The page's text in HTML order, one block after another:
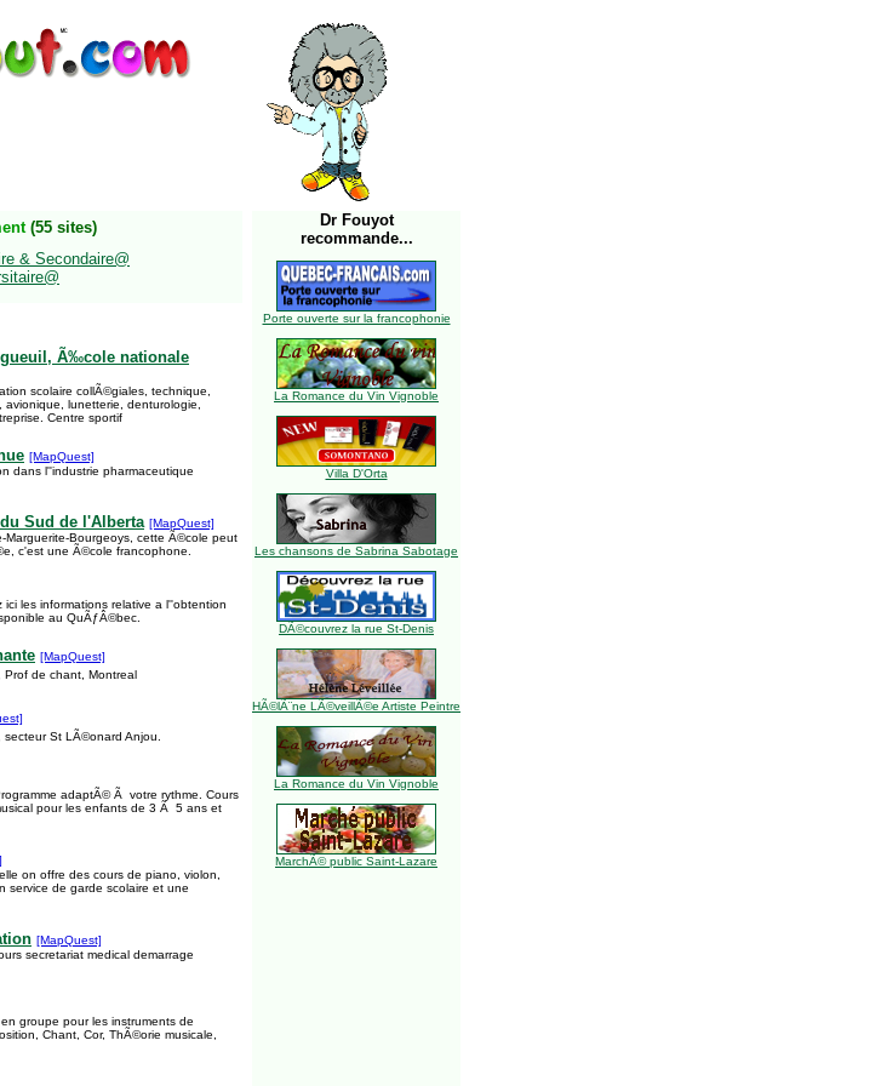
(55 sites)
& Secondaire@
Ã‰cole nationale
scolaire collÃ©giales, technique,
lunetterie, denturologie,
Centre sportif
[MapQuest]
dans l''industrie pharmaceutique
Sud de l'Alberta [MapQuest]
Bourgeoys, cette Ã©cole peut
c'est une Ã©cole francophone.
les informations relative a l''obtention
au QuÃƒÂ©bec.
[MapQuest]
Prof de chant, Montreal
St LÃ©onard Anjou.
adaptÃ© Ã votre rythme. Cours
pour les enfants de 3 Ã 5 ans et
on offre des cours de piano, violon,
service de garde scolaire et une
[MapQuest]
secretariat medical demarrage
groupe pour les instruments de
Chant, Cor, ThÃ©orie musicale,
Dr Fouyot
recommande...
Porte ouverte sur la francophonie
La Romance du Vin Vignoble
Villa D'Orta
Les chansons de Sabrina Sabotage
DÃ©couvrez la rue St-Denis
HÃ©lÃ¨ne LÃ©veillÃ©e Artiste Peintre
La Romance du Vin Vignoble
MarchÃ© public Saint-Lazare